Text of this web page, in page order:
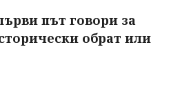
път говори за
обрат или